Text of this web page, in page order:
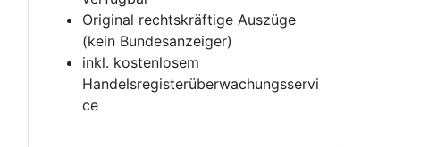
Original rechtskräftige Auszüge
(kein Bundesanzeiger)
inkl. kostenlosem
Handelsregisterüberwachungsservi
ce